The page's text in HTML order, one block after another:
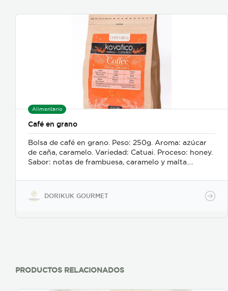
Alimentario
Café en grano
Bolsa de café en grano. Peso: 250g. Aroma: azúcar
de caña, caramelo. Variedad: Catuai. Proceso: honey.
Sabor: notas de frambuesa, caramelo y malta.
fino y delicado. Altitud: 1750 m. Tueste: medio,
Grano entero
DORIKUK GOURMET
PRODUCTOS RELACIONADOS